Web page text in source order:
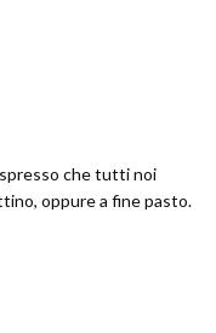
che tutti noi
oppure a fine pasto.